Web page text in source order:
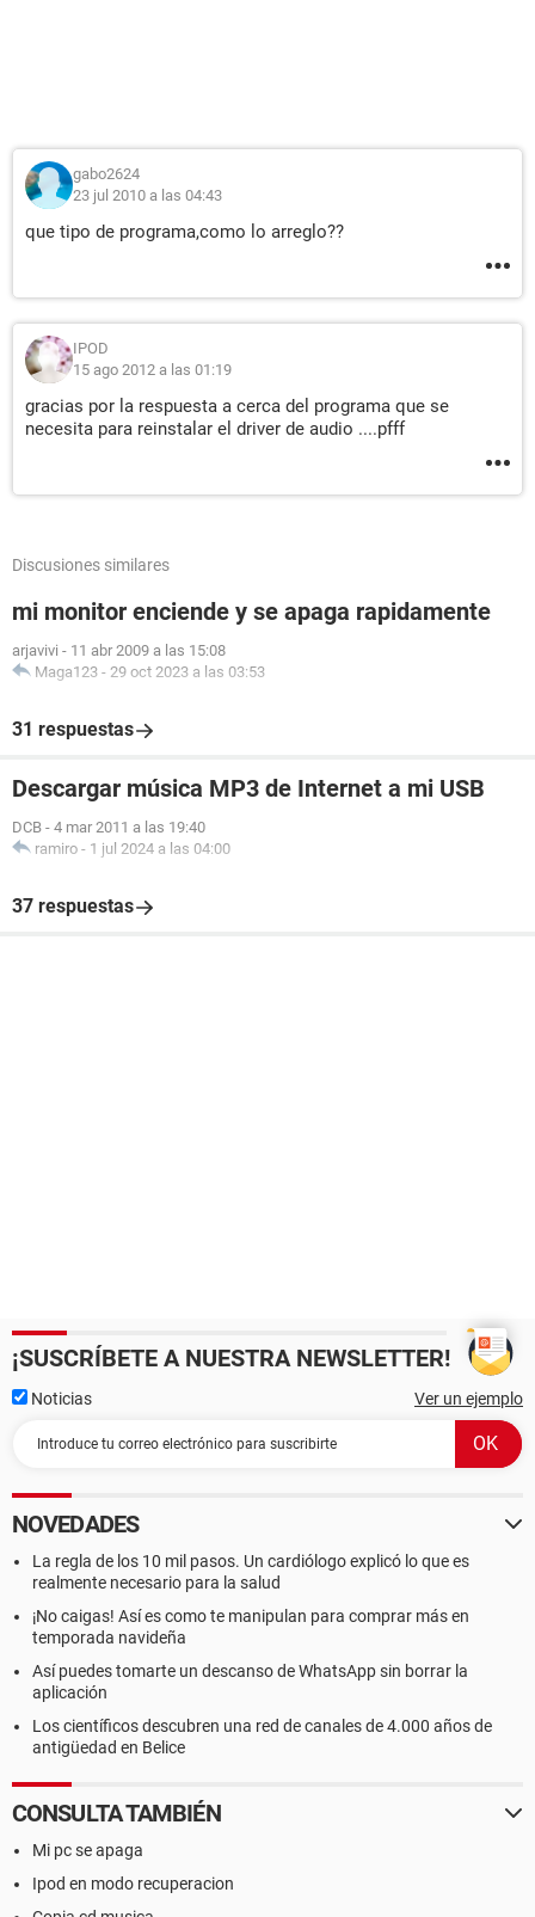
gabo2624
23 jul 2010 a las 04:43
que tipo de programa,como lo arreglo??
IPOD
15 ago 2012 a las 01:19
gracias por la respuesta a cerca del programa que se
necesita para reinstalar el driver de audio ....pfff
Discusiones similares
mi monitor enciende y se apaga rapidamente
arjavivi - 11 abr 2009 a las 15:08
Maga123 - 29 oct 2023 a las 03:53
31 respuestas
Descargar música MP3 de Internet a mi USB
DCB - 4 mar 2011 a las 19:40
ramiro - 1 jul 2024 a las 04:00
37 respuestas
¡SUSCRÍBETE A NUESTRA NEWSLETTER!
Noticias Ver un ejemplo
NOVEDADES
La regla de los 10 mil pasos. Un cardiólogo explicó lo que es
realmente necesario para la salud
¡No caigas! Así es como te manipulan para comprar más en
temporada navideña
Así puedes tomarte un descanso de WhatsApp sin borrar la
aplicación
Los científicos descubren una red de canales de 4.000 años de
antigüedad en Belice
CONSULTA TAMBIÉN
Mi pc se apaga
Ipod en modo recuperacion